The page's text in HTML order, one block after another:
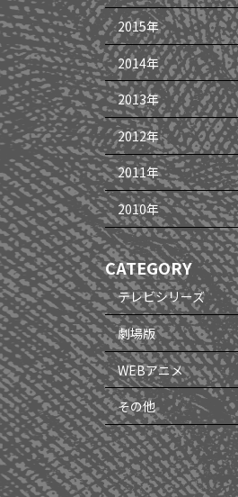
2015年
2014年
2013年
2012年
2011年
2010年
CATEGORY
テレビシリーズ
劇場版
WEBアニメ
その他